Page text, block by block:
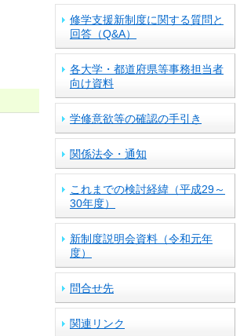
修学支援新制度に関する質問と
回答（Q&A）
各大学・都道府県等事務担当者
向け資料
学修意欲等の確認の手引き
関係法令・通知
これまでの検討経緯（平成29～
30年度）
新制度説明会資料（令和元年
度）
問合せ先
関連リンク